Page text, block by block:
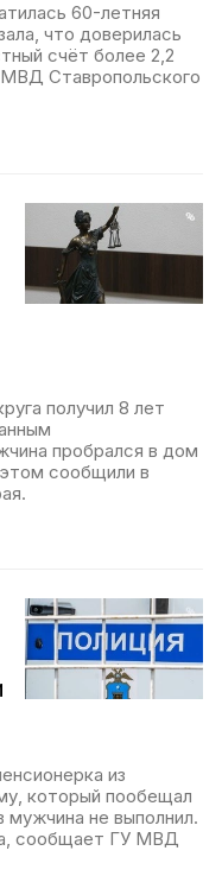
60-летняя
что доверилась
счёт более 2,2
Ставропольского
получил 8 лет
пробрался в дом
сообщили в
из
который пообещал
мужчина не выполнил.
сообщает ГУ МВД